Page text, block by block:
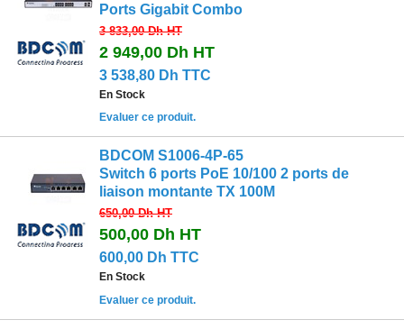
Ports Gigabit Combo
3 833,00 DhHT
2 949,00 Dh HT
3 538,80 Dh TTC
En Stock
Evaluer ce produit.
BDCOM S1006‐4P‐65
Switch 6 ports PoE 10/100 2 ports de
liaison montante TX 100M
650,00 DhHT
500,00 Dh HT
600,00 Dh TTC
En Stock
Evaluer ce produit.